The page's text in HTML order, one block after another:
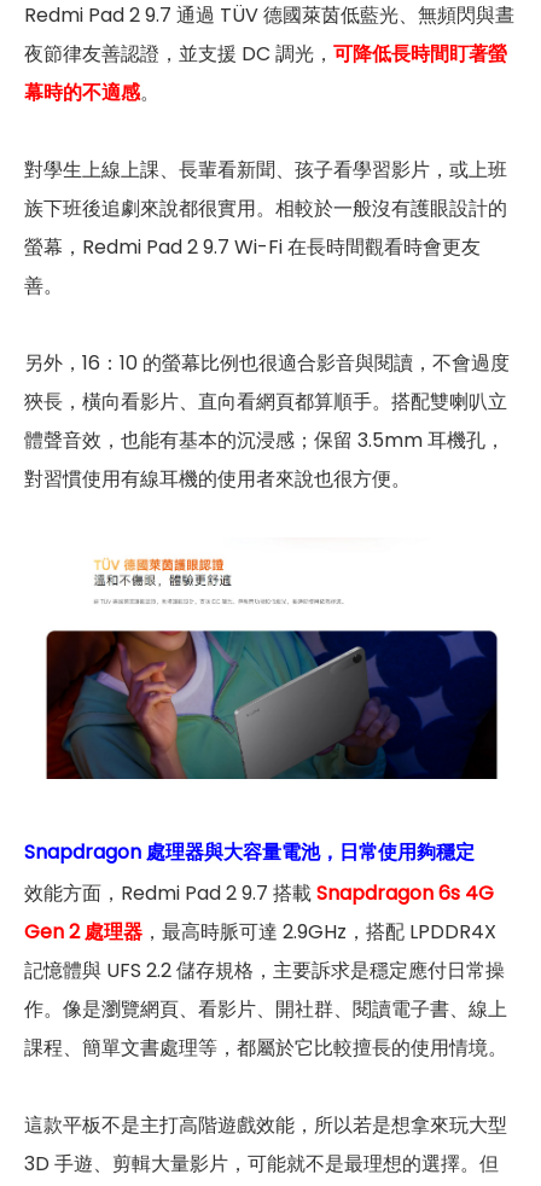
Redmi Pad 2 9.7 通過 TÜV 德國萊茵低藍光、無頻閃與晝
夜節律友善認證，並支援 DC 調光， 可降低長時間盯著螢
幕時的不適感。
對學生上線上課、長輩看新聞、孩子看學習影片，或上班
族下班後追劇來說都很實用。相較於一般沒有護眼設計的
螢幕，Redmi Pad 2 9.7 Wi-Fi 在長時間觀看時會更友
善。
另外，16：10 的螢幕比例也很適合影音與閱讀，不會過度
狹長，橫向看影片、直向看網頁都算順手。搭配雙喇叭立
體聲音效，也能有基本的沉浸感；保留 3.5mm 耳機孔，
對習慣使用有線耳機的使用者來說也很方便。
Snapdragon 處理器與大容量電池，日常使用夠穩定
效能方面，Redmi Pad 2 9.7 搭載Snapdragon 6s 4G
Gen 2 處理器 ，最高時脈可達 2.9GHz，搭配 LPDDR4X
記憶體與 UFS 2.2 儲存規格，主要訴求是穩定應付日常操
作。像是瀏覽網頁、看影片、開社群、閱讀電子書、線上
課程、簡單文書處理等，都屬於它比較擅長的使用情境。
這款平板不是主打高階遊戲效能，所以若是想拿來玩大型
3D 手遊、剪輯大量影片，可能就不是最理想的選擇。但